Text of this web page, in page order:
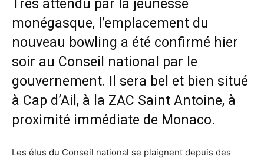
Très attendu par la jeunesse
monégasque, l’emplacement du
nouveau bowling a été confirmé hier
soir au Conseil national par le
gouvernement. Il sera bel et bien situé
à Cap d’Ail, à la ZAC Saint Antoine, à
proximité immédiate de Monaco.
Les élus du Conseil national se plaignent depuis des